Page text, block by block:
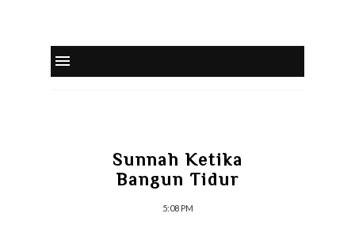
Sunnah Ketika
Bangun Tidur
5:08 PM